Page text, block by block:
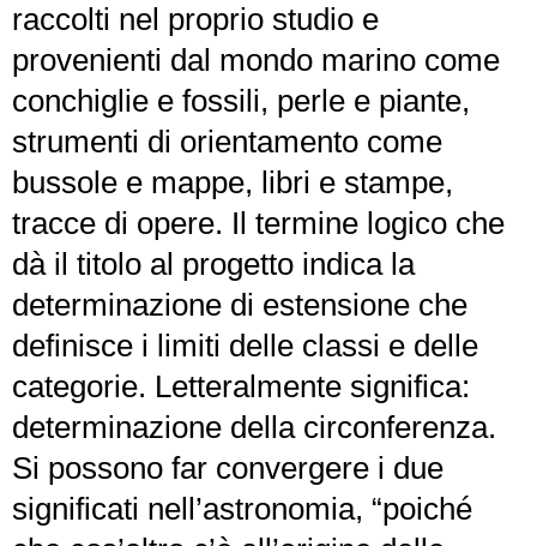
raccolti nel proprio studio e
provenienti dal mondo marino come
conchiglie e fossili, perle e piante,
strumenti di orientamento come
bussole e mappe, libri e stampe,
tracce di opere. Il termine logico che
dà il titolo al progetto indica la
determinazione di estensione che
definisce i limiti delle classi e delle
categorie. Letteralmente significa:
determinazione della circonferenza.
Si possono far convergere i due
significati nell’astronomia, “poiché